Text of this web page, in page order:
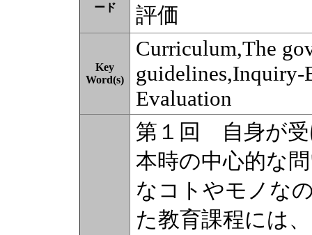
ード
評価
Key
Word(s)
Curriculum,The
guidelines,Inquiry-
Evaluation
第１回 自身が受
本時の中心的な
なコトやモノな
た教育課程には